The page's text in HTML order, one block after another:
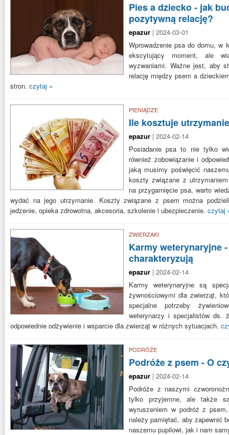
Pies a dziecko - jak
pozytywną relację?
epazur | 2024-03-01
Wprowadzenie psa do domu, w
ekscytujący moment, ale
wyzwaniami. Ważne jest, aby
relację między psem a
stron. czytaj »
PIENIĄDZE
Ile kosztuje
epazur | 2024-02-14
Posiadanie psa to nie tylko
również zobowiązanie i
jaką musimy poświęcić
koszty związane z
na przygarnięcie psa, warto
wydać na jego utrzymanie. Koszty związane z psem można
jedzenie, opieka zdrowotna, akcesoria, szkolenie i ubezpieczenie. czytaj
ZWIERZAKI
Karmy weterynaryjne
charakteryzują
epazur | 2024-02-14
Karmy weterynaryjne są
żywnościowymi dla zwierząt,
specjalne potrzeby
weterynarzy i specjalistów ds.
odpowiednie odżywienie i wsparcie dla zwierząt w różnych sytuacjach.
PODRÓŻE
Podróże z psem - O
epazur | 2024-02-14
Podróże z naszymi
tylko przyjemne, ale także
wyruszeniem w podróż z
należy pamiętać, aby zapewnić
naszemu pupilowi, jak i nam